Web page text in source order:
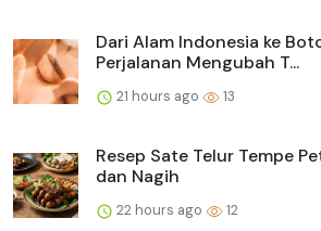
Dari Alam Indonesia ke
Perjalanan Mengubah T...
21 hours ago 13
Resep Sate Telur Tempe
dan Nagih
22 hours ago 12